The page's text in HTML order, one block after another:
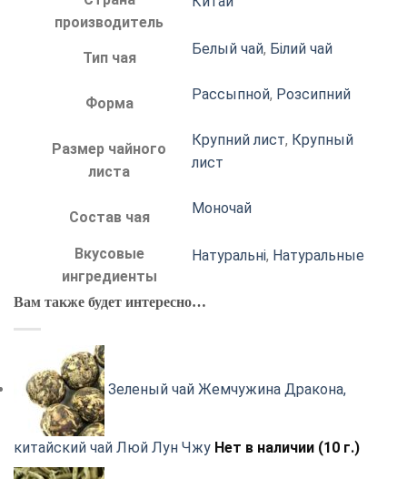
производитель
Тип чая
Белый чай, Білий чай
Форма
Рассыпной, Розсипний
Размер чайного
листа
Крупний лист, Крупный
лист
Состав чая
Моночай
Вкусовые
ингредиенты
Натуральні, Натуральные
Вам также будет интересно…
Зеленый чай Жемчужина Дракона,
китайский чай Люй Лун Чжу Нет в наличии (10 г.)